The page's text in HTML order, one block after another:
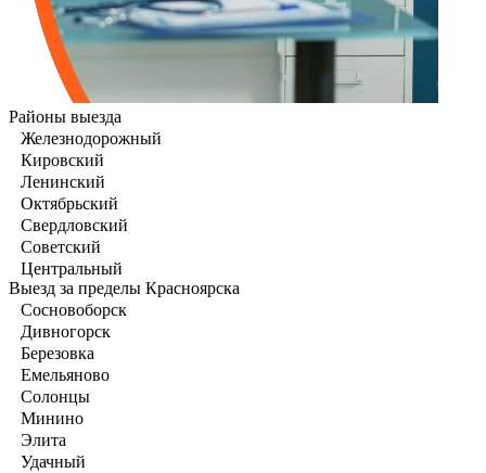
Районы выезда
Железнодорожный
Кировский
Ленинский
Октябрьский
Свердловский
Советский
Центральный
Выезд за пределы Красноярска
Сосновоборск
Дивногорск
Березовка
Емельяново
Солонцы
Минино
Элита
Удачный